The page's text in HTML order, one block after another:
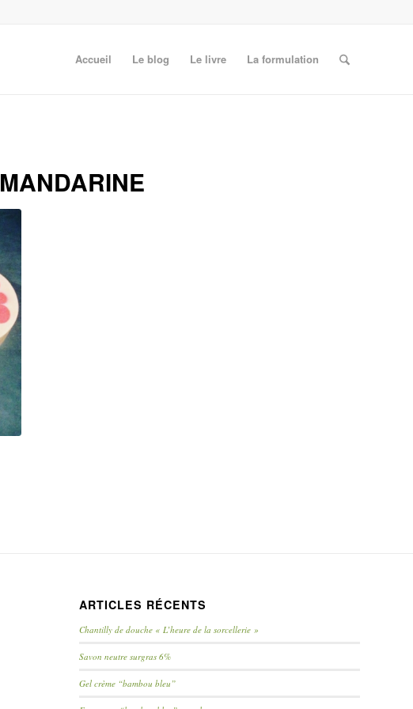
Accueil Le blog Le livre La formulation
MANDARINE
ARTICLES RÉCENTS
Chantilly de douche « L’heure de la sorcellerie »
Savon neutre surgras 6%
Gel crème “bambou bleu”